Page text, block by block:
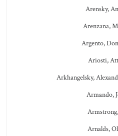
Arensky,
Arenzana,
Argento,
Ariosti,
Arkhangelsky,
Armando,
Arnalds,